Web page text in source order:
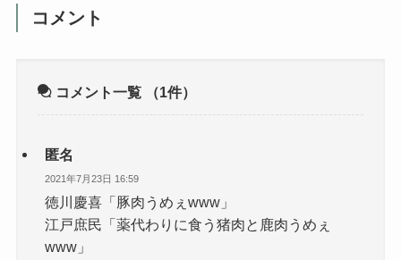
コメント
コメント一覧 （1件）
匿名
2021年7月23日 16:59
徳川慶喜「豚肉うめぇwww」
江戸庶民「薬代わりに食う猪肉と鹿肉うめぇ
www」